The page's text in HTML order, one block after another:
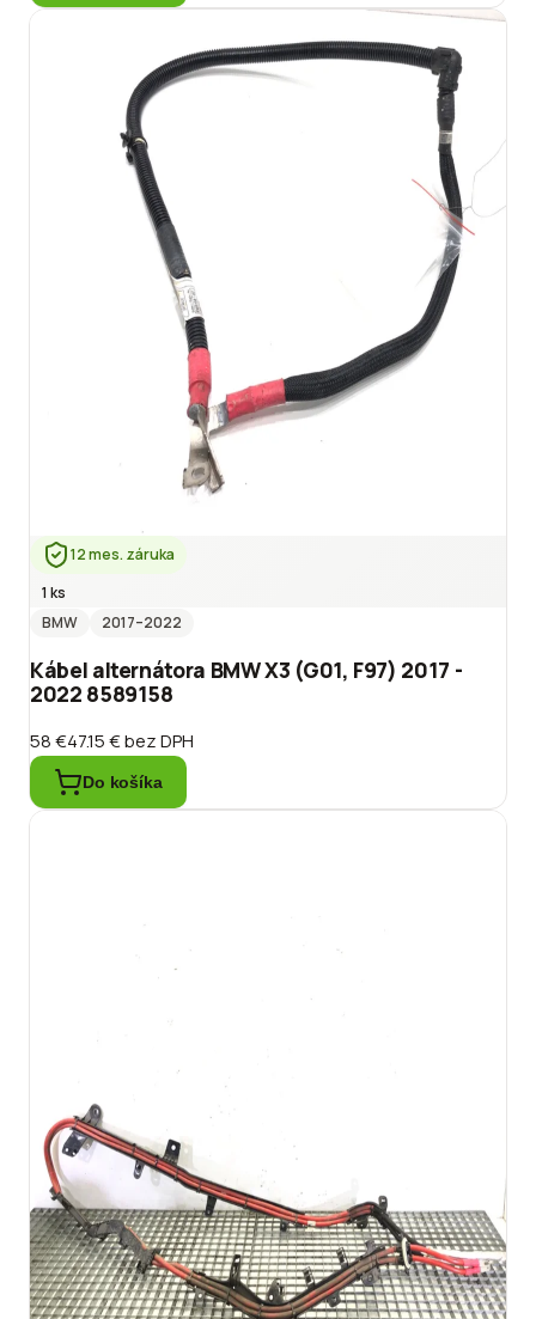
12 mes. záruka
1 ks
BMW
2017–2022
Kábel alternátora BMW X3 (G01, F97) 2017 -
2022 8589158
58 €47.15 €bez DPH
Do košíka